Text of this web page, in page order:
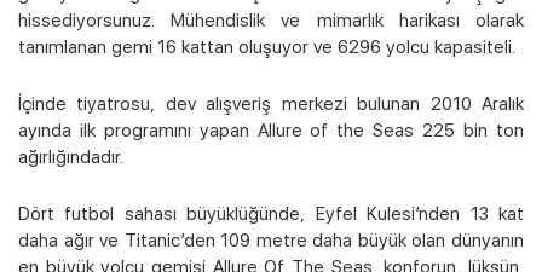
hissediyorsunuz. Mühendislik ve mimarlık harikası olarak
tanımlanan gemi 16 kattan oluşuyor ve 6296 yolcu kapasiteli.
İçinde tiyatrosu, dev alışveriş merkezi bulunan 2010 Aralık
ayında ilk programını yapan Allure of the Seas 225 bin ton
ağırlığındadır.
Dört futbol sahası büyüklüğünde, Eyfel Kulesi’nden 13 kat
daha ağır ve Titanic’den 109 metre daha büyük olan dünyanın
en büyük yolcu gemisi Allure Of The Seas, konforun, lüksün,